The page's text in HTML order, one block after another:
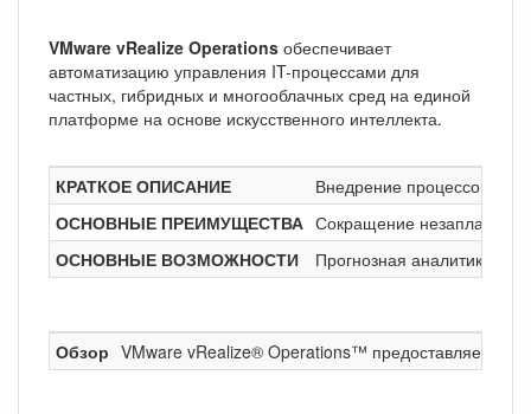
VMware vRealize Operations обеспечивает
автоматизацию управления IT-процессами для
частных, гибридных и многооблачных сред на единой
платформе на основе искусственного интеллекта.
КРАТКОЕ ОПИСАНИЕ
Внедрение процессов с
ОСНОВНЫЕ ПРЕИМУЩЕСТВА Сокращение
ОСНОВНЫЕ ВОЗМОЖНОСТИ
Прогнозная аналитика
Обзор VMware vRealize® Operations™ предоставляет